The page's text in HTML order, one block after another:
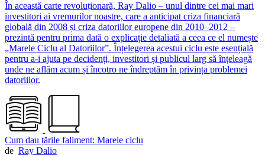
În această carte revoluționară, Ray Dalio – unul dintre cei mai mari
investitori ai vremurilor noastre, care a anticipat criza financiară
globală din 2008 și criza datoriilor europene din 2010–2012 –
prezintă pentru prima dată o explicație detaliată a ceea ce el numește
„Marele Ciclu al Datoriilor”. Înțelegerea acestui ciclu este esențială
pentru a-i ajuta pe decidenți, investitori și publicul larg să înțeleagă
unde ne aflăm acum și încotro ne îndreptăm în privința problemei
datoriilor.
Cum dau țările faliment: Marele ciclu
de Ray Dalio